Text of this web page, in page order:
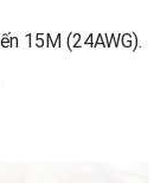
15M (24AWG).